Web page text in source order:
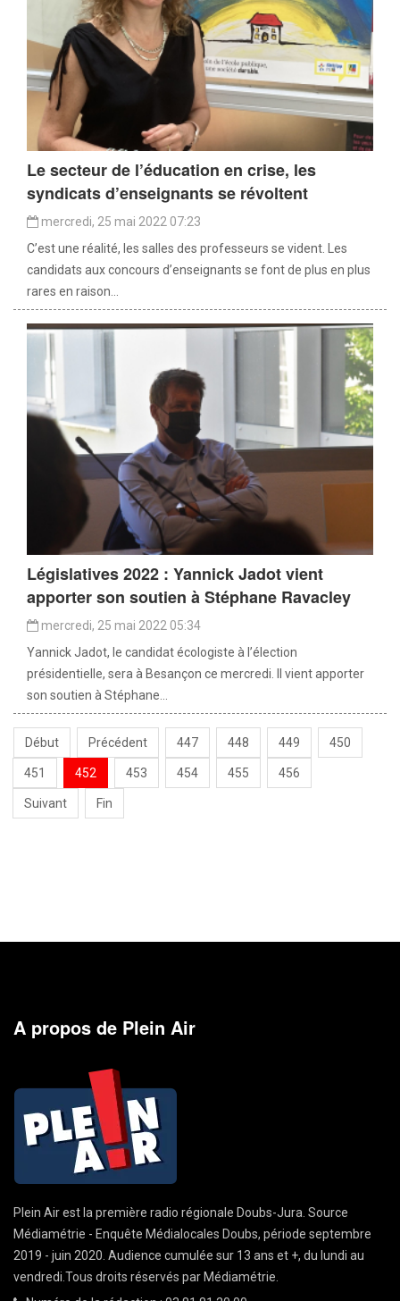
Le secteur de l’éducation en crise, les
syndicats d’enseignants se révoltent
mercredi, 25 mai 2022 07:23
C’est une réalité, les salles des professeurs se vident. Les
candidats aux concours d’enseignants se font de plus en plus
rares en raison...
Législatives 2022 : Yannick Jadot vient
apporter son soutien à Stéphane Ravacley
mercredi, 25 mai 2022 05:34
Yannick Jadot, le candidat écologiste à l’élection
présidentielle, sera à Besançon ce mercredi. Il vient apporter
son soutien à Stéphane...
Début Précédent 447 448 449 450
451 452 453 454 455 456
Suivant Fin
A propos de Plein Air
Plein Air est la première radio régionale Doubs-Jura. Source
Médiamétrie - Enquête Médialocales Doubs, période septembre
2019 - juin 2020. Audience cumulée sur 13 ans et +, du lundi au
vendredi.Tous droits réservés par Médiamétrie.